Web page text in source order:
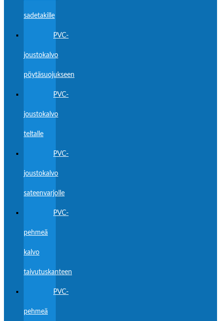
sadetakille
PVC-
joustokalvo
pöytäsuojukseen
PVC-
joustokalvo
teltalle
PVC-
joustokalvo
sateenvarjolle
PVC-
pehmeä
kalvo
taivutuskanteen
PVC-
pehmeä